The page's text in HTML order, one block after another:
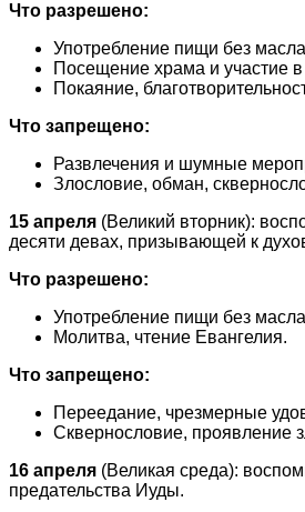
Что разрешено:
Употребление пищи без
Посещение храма и участие
Покаяние,
Что запрещено:
Развлечения и шумные
Злословие, обман,
15 апреля (Великий вторник):
десяти девах, призывающей к
Что разрешено:
Употребление пищи без
Молитва, чтение Евангелия.
Что запрещено:
Переедание, чрезмерные
Сквернословие, проявление
16 апреля (Великая среда):
предательства Иуды.